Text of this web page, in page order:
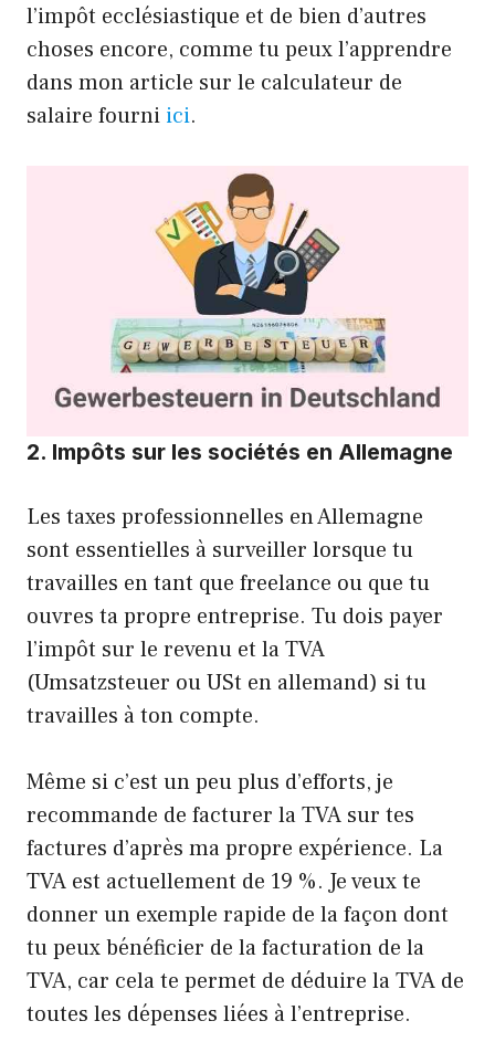
l’impôt ecclésiastique et de bien d’autres
choses encore, comme tu peux l’apprendre
dans mon article sur le calculateur de
salaire fourni ici.
2. Impôts sur les sociétés en Allemagne
Les taxes professionnelles en Allemagne
sont essentielles à surveiller lorsque tu
travailles en tant que freelance ou que tu
ouvres ta propre entreprise. Tu dois payer
l’impôt sur le revenu et la TVA
(Umsatzsteuer ou USt en allemand) si tu
travailles à ton compte.
Même si c’est un peu plus d’efforts, je
recommande de facturer la TVA sur tes
factures d’après ma propre expérience. La
TVA est actuellement de 19 %. Je veux te
donner un exemple rapide de la façon dont
tu peux bénéficier de la facturation de la
TVA, car cela te permet de déduire la TVA de
toutes les dépenses liées à l’entreprise.